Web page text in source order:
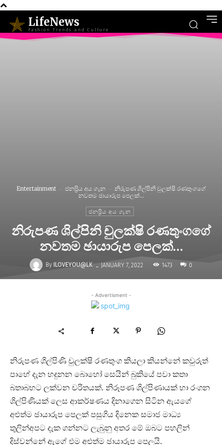
LifeNews
Fashion Trends and Culture
Entertainment ජනප්‍රිය අය ගැන
නිරුපණ ශිල්පිනි චුලක්ෂි රණතුංගගේ
නවතම ඡායාරුප පෙලක්…
ජනප්‍රිය අය ගැන
නිරුපණ ශිල්පිනි චුලක්ෂි රණතුංගගේ
නවතම ඡායාරුප පෙලක්…
By ILOVEYOU@LK - JANUARY 7, 2022 1473 0
- Advertisment -
නිරුපණ ශිල්පිණි චුලක්ෂි රණතුංග කියලා කියන්නේ කවුරුත්
පාහේ දැන හදුනන බොහෝ සෙයින් බුකියේ පවා කතා
බතාබහට ලක්වන චරිතයක්. නිරූපණ ශිල්පිණායක් හා රංගන
ශිල්පිණියක් ලෙස ආකර්ෂණය දිනාගෙන සිටින ඇයගේ
අළුත්ම ඡායාරුප පෙලක් පසුගිය දිනෙක සමාජ මාධ්‍ය
තුලින්අපට දැක ගන්නට ලැබුනු අතර මේ ඔබට පහලින්
දිස්වන්නේ ඇගේ එම අළුත්ම ඡායාරුප පෙලයි.